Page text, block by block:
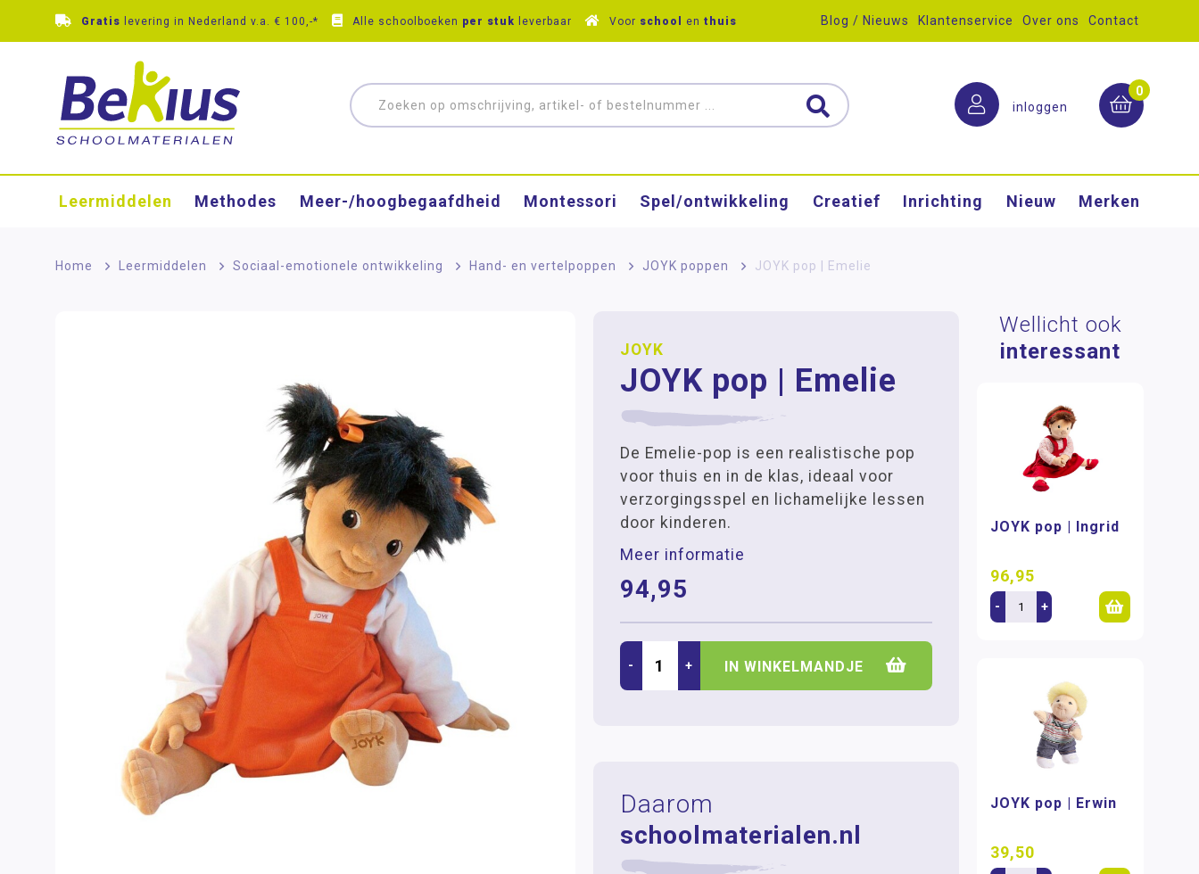
Gratis levering in Nederland v.a. € 100,-* Alle schoolboeken per stuk leverbaar Voor school en thuis Blog / Nieuws Klantenservice Over ons Contact
inloggen
0
Leermiddelen Methodes Meer-/hoog­begaafdheid Montessori Spel/ontwikkeling Creatief Inrichting Nieuw Merken
Home > Leermiddelen > Sociaal-emotionele ontwikkeling > Hand- en vertelpoppen > JOYK poppen > JOYK pop | Emelie
JOYK
JOYK pop | Emelie
De Emelie-pop is een realistische pop
voor thuis en in de klas, ideaal voor
verzorgingsspel en lichamelijke lessen
door kinderen.
Meer informatie
94,95
- + IN WINKELMANDJE
Daarom
schoolmaterialen.nl
Wellicht ook
interessant
JOYK pop | Ingrid
96,95
- +
JOYK pop | Erwin
39,50